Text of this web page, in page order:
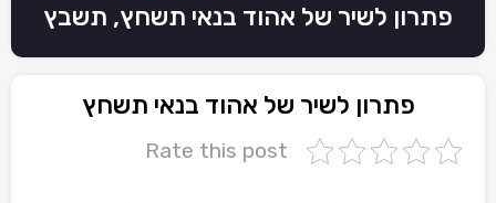
פתרון לשיר של אהוד בנאי תשחץ, תשבץ
פתרון לשיר של אהוד בנאי תשחץ
Rate this post